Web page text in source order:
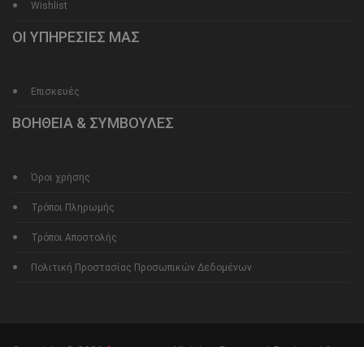
Wishlist
ΟΙ ΥΠΗΡΕΣΙΕΣ ΜΑΣ
Επισκευές
ΒΟΗΘΕΙΑ & ΣΥΜΒΟΥΛΕΣ
Όροι χρήσης
Τρόποι Πληρωμής
Τρόποι Αποστολής
Πολιτική Προστασίας Προσωπικών Δεδομένων